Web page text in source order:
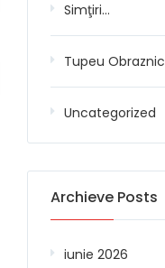
Simţiri…
Tupeu Obraznic
Uncategorized
Archieve Posts
iunie 2026